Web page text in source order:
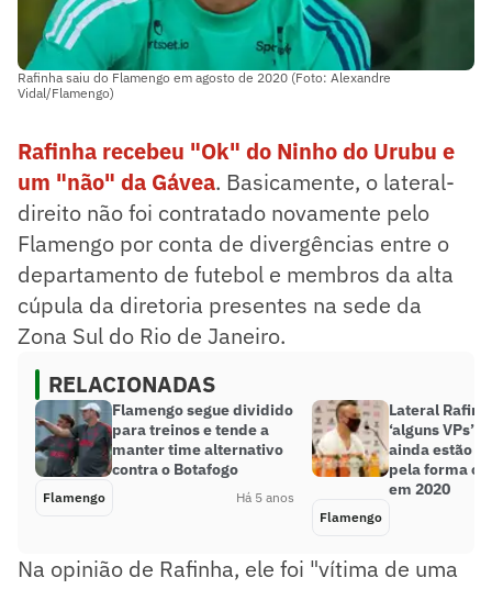
Rafinha saiu do Flamengo em agosto de 2020 (Foto: Alexandre
Vidal/Flamengo)
Rafinha recebeu "Ok" do Ninho do Urubu e
um "não" da Gávea. Basicamente, o lateral-
direito não foi contratado novamente pelo
Flamengo por conta de divergências entre o
departamento de futebol e membros da alta
cúpula da diretoria presentes na sede da
Zona Sul do Rio de Janeiro.
RELACIONADAS
Flamengo segue dividido
para treinos e tende a
manter time alternativo
contra o Botafogo
Flamengo Há 5 anos
Lateral
‘alguns VPs’
ainda estão
pela forma
em 2020
Flamengo
Na opinião de Rafinha, ele foi "vítima de uma